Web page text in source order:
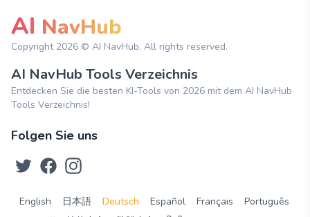
AI NavHub
Copyright 2026 © AI NavHub. All rights reserved.
AI NavHub Tools Verzeichnis
Entdecken Sie die besten KI-Tools von 2026 mit dem AI NavHub
Tools Verzeichnis!
Folgen Sie uns
English 日本語 Deutsch Español Français
Português